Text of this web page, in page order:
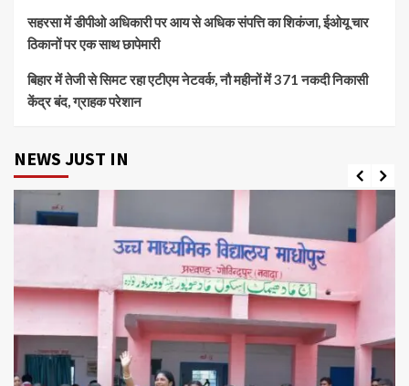
सहरसा में डीपीओ अधिकारी पर आय से अधिक संपत्ति का शिकंजा, ईओयू चार
ठिकानों पर एक साथ छापेमारी
बिहार में तेजी से सिमट रहा एटीएम नेटवर्क, नौ महीनों में 371 नकदी निकासी
केंद्र बंद, ग्राहक परेशान
NEWS JUST IN